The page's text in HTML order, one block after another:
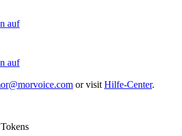
auf
auf
or visit Hilfe-Center.